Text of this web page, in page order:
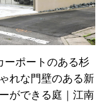
ーポートのある杉
れな門壁のある新
ができる庭｜江南